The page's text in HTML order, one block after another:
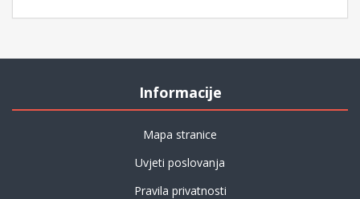
Informacije
Mapa stranice
Uvjeti poslovanja
Pravila privatnosti